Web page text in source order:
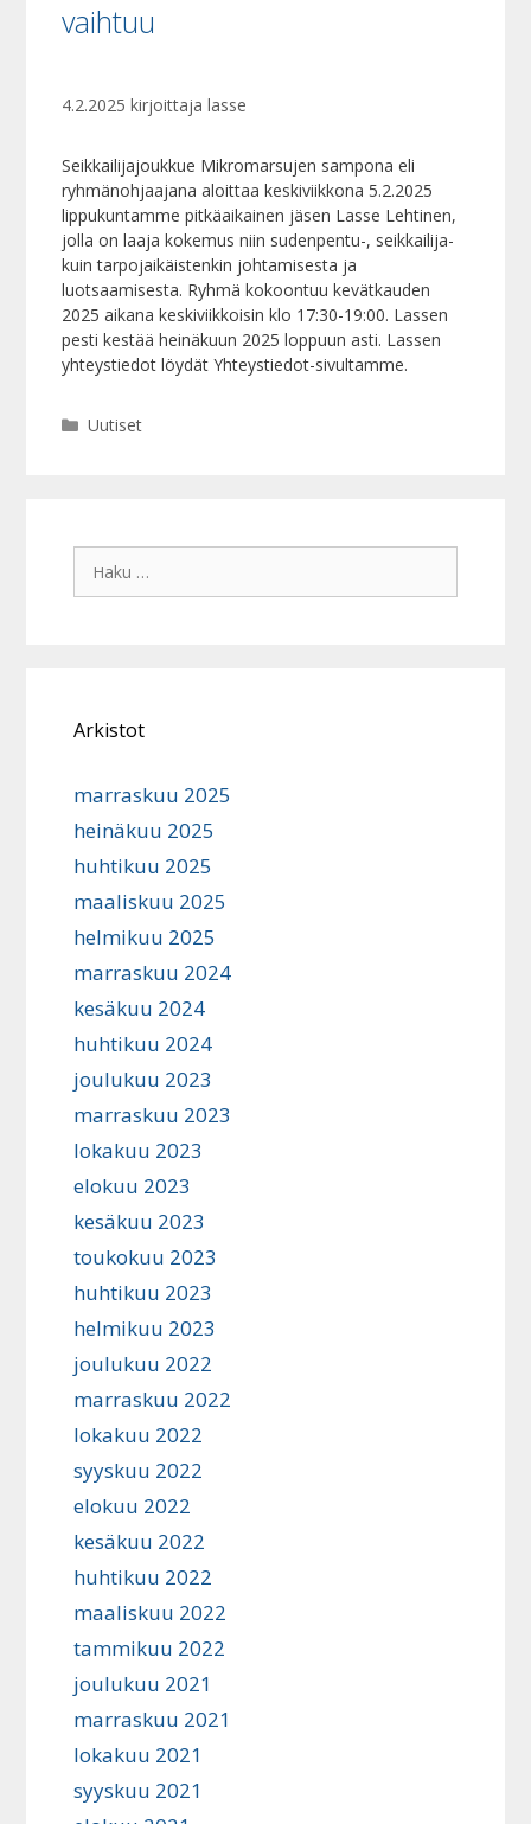
vaihtuu
4.2.2025 kirjoittajalasse
Seikkailijajoukkue Mikromarsujen sampona eli
ryhmänohjaajana aloittaa keskiviikkona 5.2.2025
lippukuntamme pitkäaikainen jäsen Lasse Lehtinen,
jolla on laaja kokemus niin sudenpentu-, seikkailija-
kuin tarpojaikäistenkin johtamisesta ja
luotsaamisesta. Ryhmä kokoontuu kevätkauden
2025 aikana keskiviikkoisin klo 17:30-19:00. Lassen
pesti kestää heinäkuun 2025 loppuun asti. Lassen
yhteystiedot löydät Yhteystiedot-sivultamme.
Kategoriat
Uutiset
Haku:
Arkistot
marraskuu 2025
heinäkuu 2025
huhtikuu 2025
maaliskuu 2025
helmikuu 2025
marraskuu 2024
kesäkuu 2024
huhtikuu 2024
joulukuu 2023
marraskuu 2023
lokakuu 2023
elokuu 2023
kesäkuu 2023
toukokuu 2023
huhtikuu 2023
helmikuu 2023
joulukuu 2022
marraskuu 2022
lokakuu 2022
syyskuu 2022
elokuu 2022
kesäkuu 2022
huhtikuu 2022
maaliskuu 2022
tammikuu 2022
joulukuu 2021
marraskuu 2021
lokakuu 2021
syyskuu 2021